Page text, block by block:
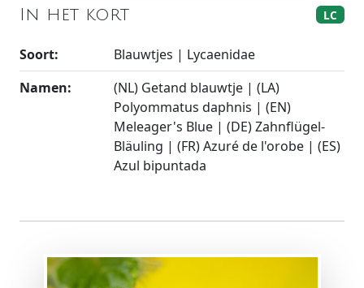
In het kort LC
Soort:
Blauwtjes | Lycaenidae
Namen:
(NL) Getand blauwtje | (LA)
Polyommatus daphnis | (EN)
Meleager's Blue | (DE) Zahnflügel-
Bläuling | (FR) Azuré de l'orobe | (ES)
Azul bipuntada